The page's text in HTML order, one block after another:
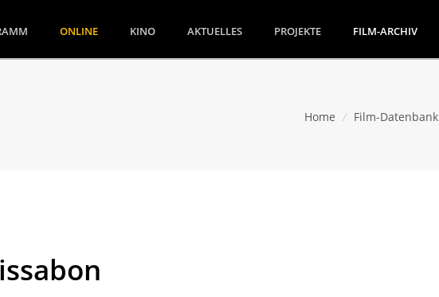
(CURRENT)ONLINE KINO AKTUELLES PROJEKTE FILM-ARCHIV
Home / Film-Datenbank